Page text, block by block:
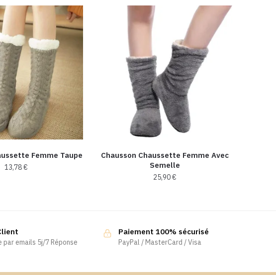
Femme Taupe
13,78€
Chausson Chaussette Femme Avec
Semelle
25,90€
plusieurs
variations.
options
par emails 5j/7 Réponse
Paiement 100% sécurisé
PayPal / MasterCard / Visa